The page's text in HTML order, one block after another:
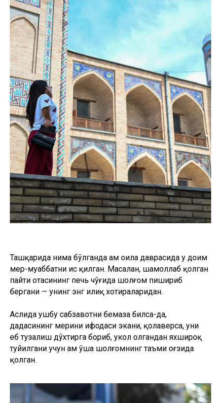
Ташқарида нима бўлганда ҳам оила даврасида у доим
меҳр-муҳаббатни ҳис қилган. Масалан, шамоллаб қолган
пайти отасининг печь чўғида шолғом пишириб
бергани — унинг энг илиқ хотираларидан.
Аслида ушбу сабзавотни бемаза билса-да,
дадасининг меҳрини ифодаси экани, қолаверса, уни
еб тузалиш дўхтирга бориб, укол олгандан яхшироқ
туйилгани учун ҳам ўша шолғомнинг таъми оғзида
қолган.